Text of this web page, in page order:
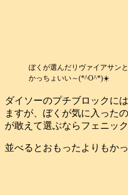
ぼくが選んだリヴァイアサン
かっちょいい～(*^O^*)☀️
ダイソーのプチブロックに
ますが、ぼくが気に入った
が敢えて選ぶならフェニッ
並べるとおもったよりもか